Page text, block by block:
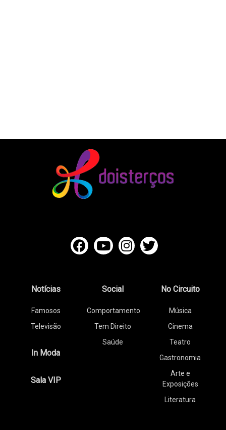
Notícias
Famosos
Televisão
In Moda
Sala VIP
Social
Comportamento
Tem Direito
Saúde
No Circuito
Música
Cinema
Teatro
Gastronomia
Arte e
Exposições
Literatura